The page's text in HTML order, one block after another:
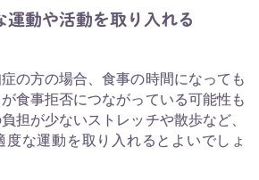
運動や活動を取り入れる
の方の場合、食事の時間になっても
食事拒否につながっている可能性も
担が少ないストレッチや散歩など、
度な運動を取り入れるとよいでしょ